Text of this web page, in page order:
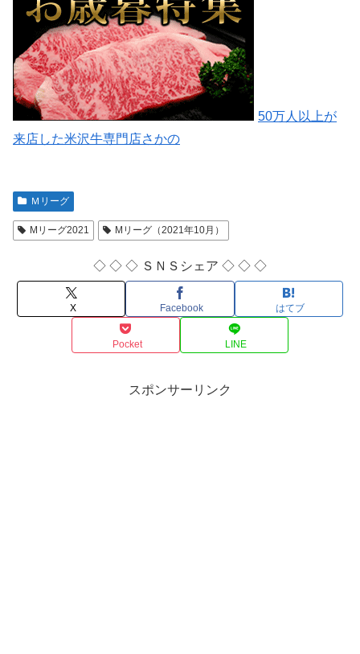
50万人以上が
来店した米沢牛専門店さかの
Ｍリーグ
Mリーグ2021 Mリーグ（2021年10月）
◇ ◇ ◇ ＳＮＳシェア ◇ ◇ ◇
X Facebook はてブ
Pocket LINE
スポンサーリンク